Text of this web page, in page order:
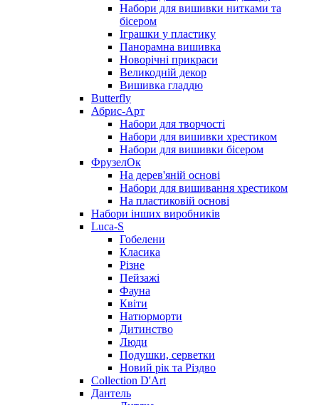
Набори для вишивки нитками та
бісером
Іграшки у пластику
Панорамна вишивка
Новорічні прикраси
Великодній декор
Вишивка гладдю
Butterfly
Абрис-Арт
Набори для творчості
Набори для вишивки хрестиком
Набори для вишивки бісером
ФрузелОк
На дерев'яній основі
Набори для вишивання хрестиком
На пластиковій основі
Набори інших виробників
Luca-S
Гобелени
Класика
Різне
Пейзажі
Фауна
Квіти
Натюрморти
Дитинство
Люди
Подушки, серветки
Новий рік та Різдво
Collection D'Art
Дантель